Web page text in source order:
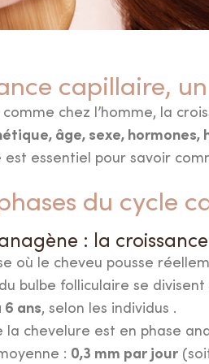
capillaire,
chez l’homme, la
âge, sexe, hormones,
est essentiel pour savoir
du cycle
: la
où le cheveu pousse
bulbe folliculaire se
6 ans, selon les individus .
la chevelure est en phase
: 0,3 mm par jour